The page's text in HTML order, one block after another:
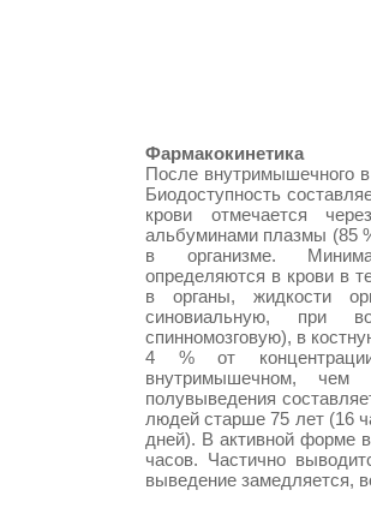
Фармакокинетика
После внутримышечного
Биодоступность
крови отмечается
альбуминами плазмы (85
в организме.
определяются в крови в
в органы, жидкости
синовиальную, при
спинномозговую), в
4 % от
внутримышечном, чем
полувыведения
людей старше 75 лет (16
дней). В активной форме
часов. Частично
выведение замедляется,